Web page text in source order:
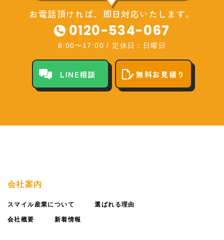
お電話頂ければ、即日対応いたします。
0120-534-067
8:00〜17:00 / 定休日：日曜日
LINE相談 無料お見積り
会社案内
スマイル産業について 選ばれる理由
会社概要 新着情報